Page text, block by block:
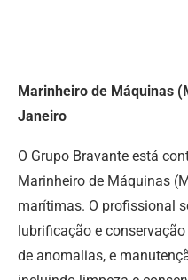
Marinheiro de Máquinas
Janeiro
O Grupo Bravante está
Marinheiro de Máquinas
marítimas. O profissional
lubrificação e
de anomalias, e